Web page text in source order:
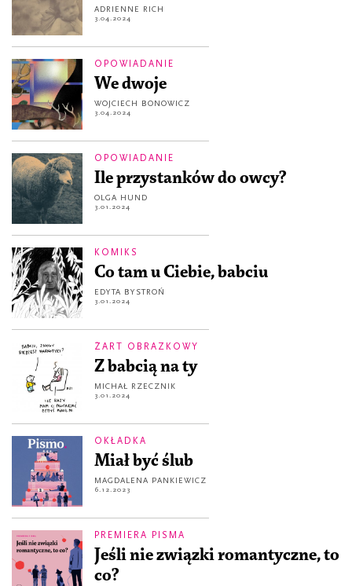
ADRIENNE RICH
3.04.2024
OPOWIADANIE
We dwoje
WOJCIECH BONOWICZ
3.04.2024
OPOWIADANIE
Ile przystanków do owcy?
OLGA HUND
3.01.2024
KOMIKS
Co tam u Ciebie, babciu
EDYTA BYSTROŃ
3.01.2024
ŻART OBRAZKOWY
Z babcią na ty
MICHAŁ RZECZNIK
3.01.2024
OKŁADKA
Miał być ślub
MAGDALENA PANKIEWICZ
6.12.2023
PREMIERA PISMA
Jeśli nie związki romantyczne, to
co?